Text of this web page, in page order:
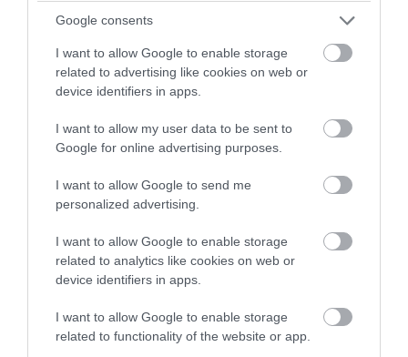
Google consents
I want to allow Google to enable storage
related to advertising like cookies on web or
device identifiers in apps.
I want to allow my user data to be sent to
Google for online advertising purposes.
I want to allow Google to send me
personalized advertising.
I want to allow Google to enable storage
related to analytics like cookies on web or
device identifiers in apps.
I want to allow Google to enable storage
related to functionality of the website or app.
PRONEWS.GR /ΔΙΕΘΝΗΣ ΑΣΦΑΛΕΙΑ
Ο Μ.Ρούμπιο έθεσε σε εφαρμογή νέα
οδηγία: «Όποιος ζητά βίζα στις ΗΠΑ θα
δείχνει τα social media – Τίποτα κρυφό»
06.08.2026 | 23:52